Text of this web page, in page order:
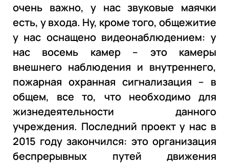
очень важно, у нас звуковые маячки
есть, у входа. Ну, кроме того, общежитие
у нас оснащено видеонаблюдением: у
нас восемь камер – это камеры
внешнего наблюдения и внутреннего,
пожарная охранная сигнализация – в
общем, все то, что необходимо для
жизнедеятельности данного
учреждения. Последний проект у нас в
2015 году закончился: это организация
беспрерывных путей движения